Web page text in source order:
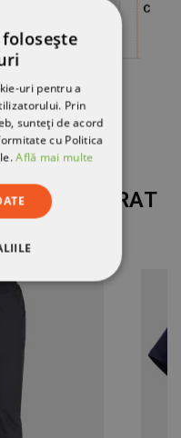
CUMPĂRAT
uri pentru a
Prin
sunteți de acord
cu Politica
Află mai multe